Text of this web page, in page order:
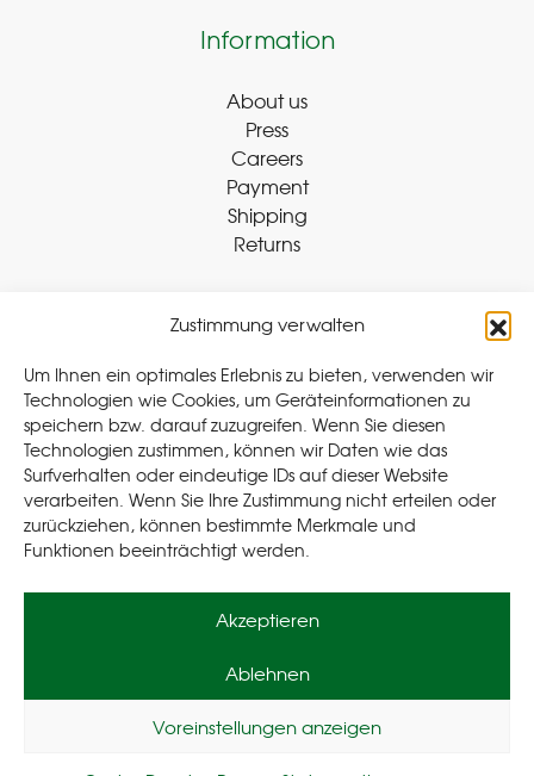
Zustimmung verwalten
Um Ihnen ein optimales Erlebnis zu bieten, verwenden wir
Technologien wie Cookies, um Geräteinformationen zu
speichern bzw. darauf zuzugreifen. Wenn Sie diesen
Technologien zustimmen, können wir Daten wie das
Surfverhalten oder eindeutige IDs auf dieser Website
verarbeiten. Wenn Sie Ihre Zustimmung nicht erteilen oder
zurückziehen, können bestimmte Merkmale und
Funktionen beeinträchtigt werden.
Akzeptieren
Ablehnen
Voreinstellungen anzeigen
Information
About us
Press
Careers
Payment
Shipping
Returns
Withdraw Contract
Legal
Privacy Policy
Cookie Policy (EU)
Terms & Conditions